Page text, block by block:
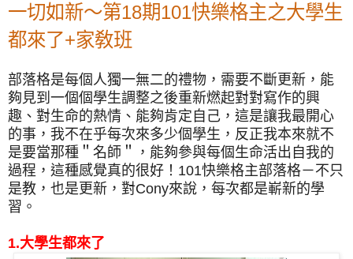
一切如新～第18期101快樂格主之大學生
都來了+家敎班
部落格是每個人獨一無二的禮物，需要不斷更新，能
夠見到一個個學生調整之後重新燃起對對寫作的興
趣、對生命的熱情、能夠肯定自己，這是讓我最開心
的事，我不在乎每次來多少個學生，反正我本來就不
是要當那種＂名師＂，能夠參與每個生命活出自我的
過程，這種感覺真的很好！101快樂格主部落格－不只
是教，也是更新，對Cony來說，每次都是嶄新的學
習。
1.大學生都來了